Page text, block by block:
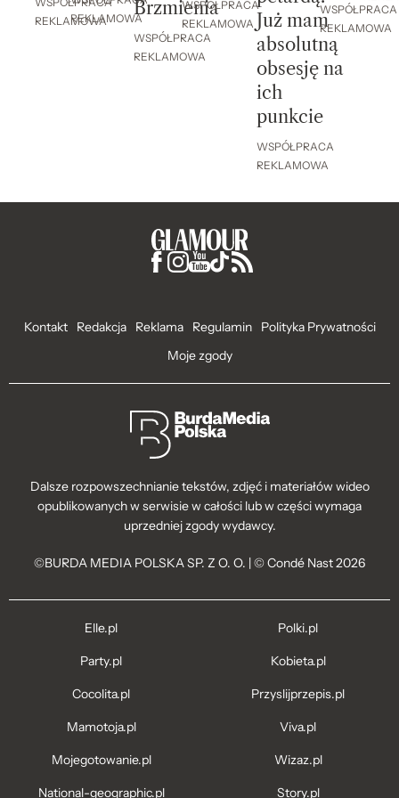
REKLAMOWAREKLAMOWA
Brzmienia
WSPÓŁPRACA
REKLAMOWA
WSPÓŁPRACA
REKLAMOWA Już mam
absolutną
obsesję na
ich
punkcie
WSPÓŁPRACA
REKLAMOWA
WSPÓŁPRACA
REKLAMOWA
Kontakt Redakcja Reklama Regulamin
Polityka Prywatności
Moje zgody
Dalsze rozpowszechnianie tekstów, zdjęć i materiałów wideo
opublikowanych w serwisie w całości lub w części wymaga
uprzedniej zgody wydawcy.
©BURDA MEDIA POLSKA SP. Z O. O. | © Condé Nast 2026
Elle.pl
Party.pl
Cocolita.pl
Mamotoja.pl
Mojegotowanie.pl
National-geographic.pl
Polki.pl
Kobieta.pl
Przyslijprzepis.pl
Viva.pl
Wizaz.pl
Story.pl